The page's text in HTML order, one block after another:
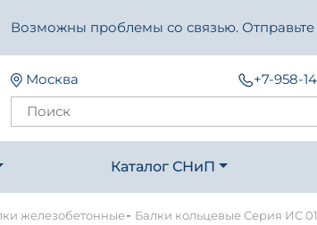
Возможны проблемы со связью.
Москва +7-958-
Каталог СНиП
железобетонные- Балки кольцевые Серия ИС